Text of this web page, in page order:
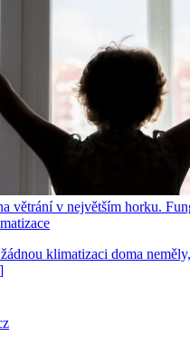
větrání v největším horku.
klimatizaci doma